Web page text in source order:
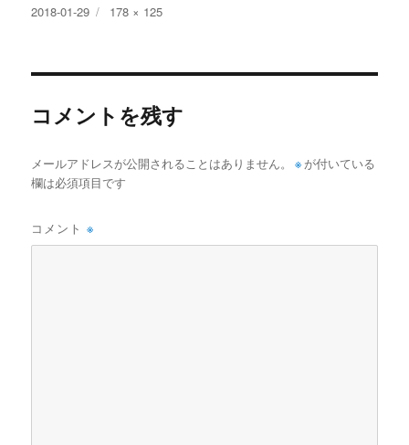
投
2018-01-29
フ
178 × 125
コメントを残す
メールアドレスが公開されることはありません。 ※ が付いている
欄は必須項目です
コメント※